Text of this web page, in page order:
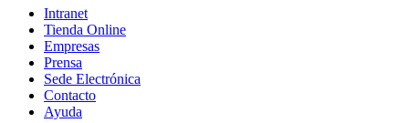
Intranet
Tienda Online
Empresas
Prensa
Sede Electrónica
Contacto
Ayuda